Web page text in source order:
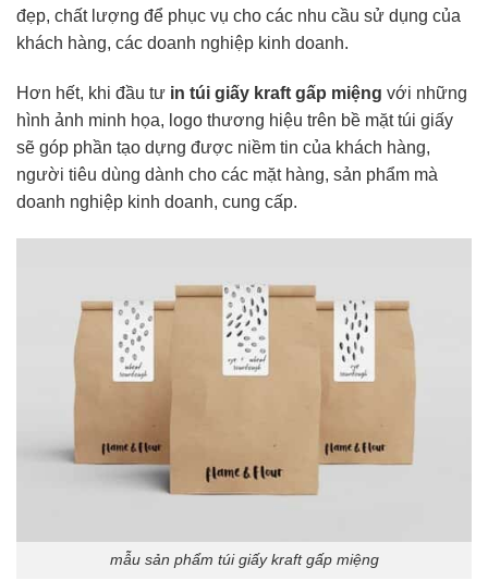
đẹp, chất lượng để phục vụ cho các nhu cầu sử dụng của
khách hàng, các doanh nghiệp kinh doanh.
Hơn hết, khi đầu tư in túi giấy kraft gấp miệng với những
hình ảnh minh họa, logo thương hiệu trên bề mặt túi giấy
sẽ góp phần tạo dựng được niềm tin của khách hàng,
người tiêu dùng dành cho các mặt hàng, sản phẩm mà
doanh nghiệp kinh doanh, cung cấp.
mẫu sản phẩm túi giấy kraft gấp miệng